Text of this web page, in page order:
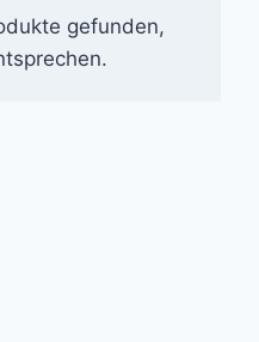
gefunden,